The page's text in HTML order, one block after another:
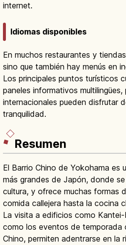
internet.
Idiomas disponibles
En muchos restaurantes y
sino que también hay menús en
Los principales puntos turísticos
paneles informativos
internacionales pueden disfrutar
tranquilidad.
Resumen
El Barrio Chino de Yokohama es
más grandes de Japón, donde
cultura, y ofrece muchas formas
comida callejera hasta la cocina
La visita a edificios como
como los eventos de temporada
Chino, permiten adentrarse en la